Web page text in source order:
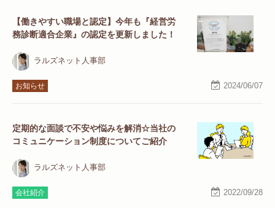
【働きやすい職場と認定】今年も『経営労
務診断適合企業』の認定を更新しました！
ラルズネット人事部
お知らせ 2024/06/07
定期的な面談で不安や悩みを解消☆当社の
コミュニケーション制度についてご紹介
ラルズネット人事部
会社紹介 2022/09/28